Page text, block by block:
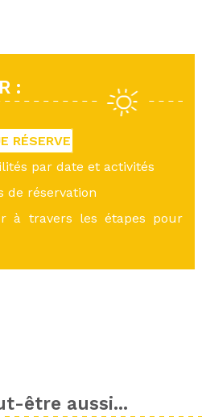
:
RÉSERVE
par date et activités
de réservation
à travers les étapes pour
être aussi...